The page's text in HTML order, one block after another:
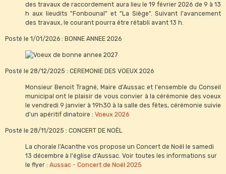
des travaux de raccordement aura lieu le 19 février 2026 de 9 à 13
h aux lieudits "Fonbounal" et "La Siège". Suivant l'avancement
des travaux, le courant pourra être rétabli avant 13 h.
Posté le 1/01/2026 : BONNE ANNEE 2026
Posté le 28/12/2025 : CEREMONIE DES VOEUX 2026
Monsieur Benoit Tragné, Maire d'Aussac et l'ensemble du Conseil
municipal ont le plaisir de vous convier à la cérémonie des voeux
le vendredi 9 janvier à 19h30 à la salle des fêtes, cérémonie suivie
d'un apéritif dinatoire : Voeux 2026
Posté le 28/11/2025 : CONCERT DE NOËL
La chorale l'Acanthe vos propose un Concert de Noël le samedi
13 décembre à l'église d'Aussac. Voir toutes les informations sur
le flyer : Aussac - Concert de Noël 2025